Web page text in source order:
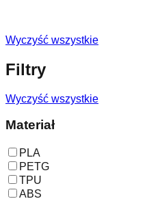
Wyczyść wszystkie
Filtry
Wyczyść wszystkie
Materiał
PLA
PETG
TPU
ABS